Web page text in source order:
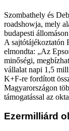
Szombathely és
roadshowja, mely
budapesti
A sajtótájékoztatón
elmondta: „Az
minőségi,
vállalat napi 1,5
K+F-re fordított
Magyarországon
támogatással az
Ezermilliárd